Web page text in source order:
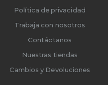
Política de privacidad
Trabaja con nosotros
Contáctanos
Nuestras tiendas
Cambios y Devoluciones